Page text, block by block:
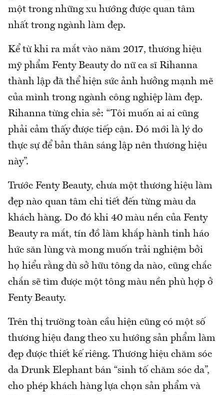
một trong những xu hướng được quan tâm
nhất trong ngành làm đẹp.
Kể từ khi ra mắt vào năm 2017, thương hiệu
mỹ phẩm Fenty Beauty do nữ ca sĩ Rihanna
thành lập đã thể hiện sức ảnh hưởng mạnh mẽ
của mình trong ngành công nghiệp làm đẹp.
Rihanna từng chia sẻ: “Tôi muốn ai ai cũng
phải cảm thấy được tiếp cận. Đó mới là lý do
thực sự để bản thân sáng lập nên thương hiệu
này”.
Trước Fenty Beauty, chưa một thương hiệu làm
đẹp nào quan tâm chi tiết đến từng màu da
khách hàng. Do đó khi 40 màu nền của Fenty
Beauty ra mắt, tín đồ làm khắp hành tinh háo
hức săn lùng và mong muốn trải nghiệm bởi
họ hiểu rằng dù sở hữu tông da nào, cũng chắc
chắn sẽ tìm được một tông màu nền phù hợp ở
Fenty Beauty.
Trên thị trường toàn cầu hiện cũng có một số
thương hiệu đang theo xu hướng sản phẩm làm
đẹp được thiết kế riêng. Thương hiệu chăm sóc
da Drunk Elephant bán “sinh tố chăm sóc da”,
cho phép khách hàng lựa chọn sản phẩm và